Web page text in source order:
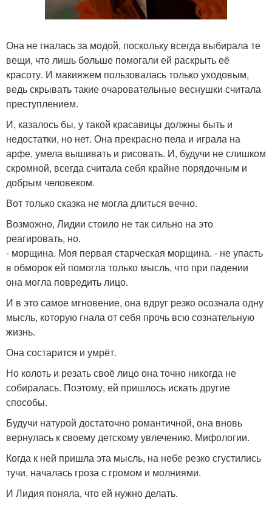
Она не гналась за модой, поскольку всегда выбирала те
вещи, что лишь больше помогали ей раскрыть её
красоту. И макияжем пользовалась только уходовым,
ведь скрывать такие очаровательные веснушки считала
преступлением.
И, казалось бы, у такой красавицы должны быть и
недостатки, но нет. Она прекрасно пела и играла на
арфе, умела вышивать и рисовать. И, будучи не слишком
скромной, всегда считала себя крайне порядочным и
добрым человеком.
Вот только сказка не могла длиться вечно.
Возможно, Лидии стоило не так сильно на это
реагировать, но.
- морщина. Моя первая старческая морщина. - не упасть
в обморок ей помогла только мысль, что при падении
она могла повредить лицо.
И в это самое мгновение, она вдруг резко осознала одну
мысль, которую гнала от себя прочь всю сознательную
жизнь.
Она состарится и умрёт.
Но колоть и резать своё лицо она точно никогда не
собиралась. Поэтому, ей пришлось искать другие
способы.
Будучи натурой достаточно романтичной, она вновь
вернулась к своему детскому увлечению. Мифологии.
Когда к ней пришла эта мысль, на небе резко сгустились
тучи, началась гроза с громом и молниями.
И Лидия поняла, что ей нужно делать.